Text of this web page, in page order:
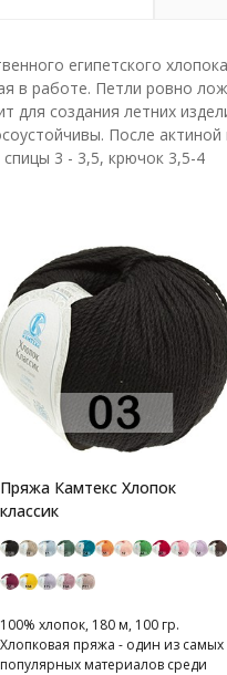
египетского
в работе. Петли ровно
для создания летних
После
3 - 3,5, крючок 3,5-4
Пряжа Камтекс Хлопок
классик
100% хлопок, 180 м, 100 гр.
Хлопковая пряжа - один из самых
популярных материалов среди